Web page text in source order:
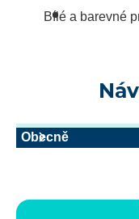
Bílé a barevné
Obecně